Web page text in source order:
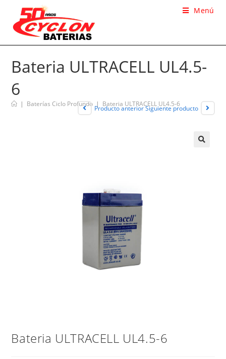
Menú
Bateria ULTRACELL UL4.5-
6
| Baterías Ciclo Profundo | Bateria ULTRACELL UL4.5-6
Producto anteriorSiguiente producto
Bateria ULTRACELL UL4.5-6